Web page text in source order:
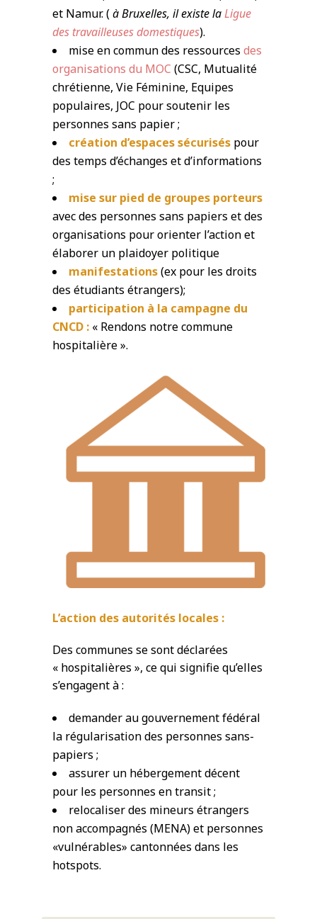
et Namur. (à Bruxelles, il existe laLigue
des travailleuses domestiques).
mise en commun des ressources des
organisations du MOC (CSC, Mutualité
chrétienne, Vie Féminine, Equipes
populaires, JOC pour soutenir les
personnes sans papier ;
création d’espaces sécurisés pour
des temps d’échanges et d’informations
;
mise sur pied de groupes porteurs
avec des personnes sans papiers et des
organisations pour orienter l’action et
élaborer un plaidoyer politique
manifestations(ex pour les droits
des étudiants étrangers);
participation à la campagne du
CNCD : « Rendons notre commune
hospitalière ».
L’action des autorités locales :
Des communes se sont déclarées
« hospitalières », ce qui signifie qu’elles
s’engagent à :
demander au gouvernement fédéral
la régularisation des personnes sans-
papiers ;
assurer un hébergement décent
pour les personnes en transit ;
relocaliser des mineurs étrangers
non accompagnés (MENA) et personnes
«vulnérables» cantonnées dans les
hotspots.